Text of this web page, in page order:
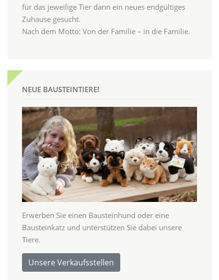
für das jeweilige Tier dann ein neues endgültiges
Zuhause gesucht.
Nach dem Motto: Von der Familie – in die Familie.
NEUE BAUSTEINTIERE!
Erwerben Sie einen Bausteinhund oder eine
Bausteinkatz und unterstützen Sie dabei unsere
Tiere.
Unsere Verkaufsstellen